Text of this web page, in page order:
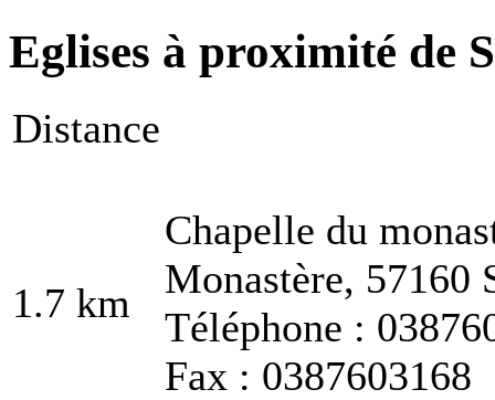
Eglises à proximité de
Distance
1.7 km
Chapelle du
Monastère, 57160
Téléphone :
Fax : 0387603168